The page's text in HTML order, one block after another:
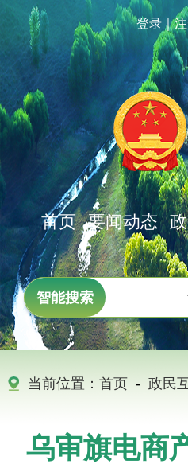
登录｜
首页 要闻动态
智能搜索
当前位置： 首页 - 政民
乌审旗电商